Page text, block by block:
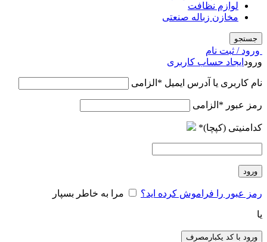
لوازم نظافت
مخازن زباله صنعتی
جستجو
ورود / ثبت نام
ورود ایجاد حساب کاربری
نام کاربری یا آدرس ایمیل * الزامی
رمز عبور * الزامی
کدامنیتی (کپچا)*
ورود
رمز عبور را فراموش کرده اید؟ مرا به خاطر بسپار
یا
ورود با کد یکبارمصرف